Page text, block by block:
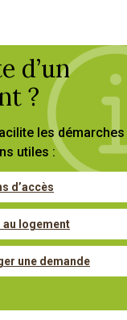
d’un
?
les démarches
utiles :
d’accès
au logement
une demande